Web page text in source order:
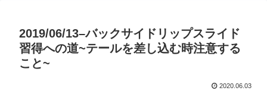
2019/06/13–バックサイドリップスライド
習得への道~テールを差し込む時注意する
こと~
2020.06.03